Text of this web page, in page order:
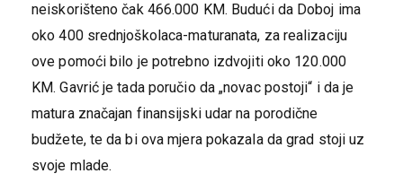
neiskorišteno čak 466.000 KM. Budući da Doboj ima
oko 400 srednjoškolaca-maturanata, za realizaciju
ove pomoći bilo je potrebno izdvojiti oko 120.000
KM. Gavrić je tada poručio da „novac postoji“ i da je
matura značajan finansijski udar na porodične
budžete, te da bi ova mjera pokazala da grad stoji uz
svoje mlade.